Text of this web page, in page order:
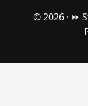
© 2026 · ⏩